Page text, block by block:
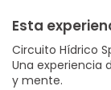
Esta
Circuito Hídrico
Una experiencia
y mente.